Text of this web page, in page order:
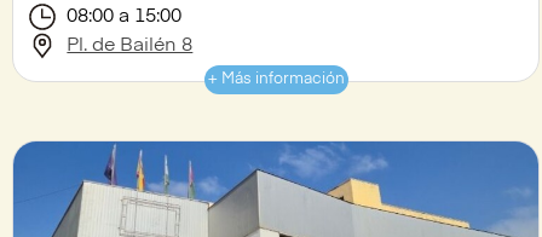
08:00 a 15:00
Pl. de Bailén 8
+ Más información